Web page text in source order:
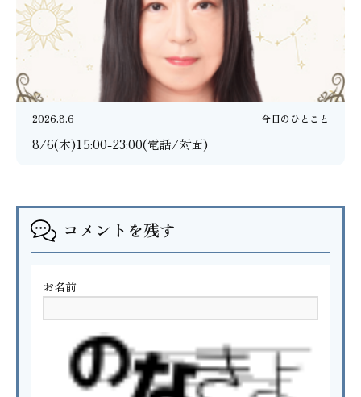
2026.8.6 今日のひとこと
8/6(木)15:00-23:00(電話/対面)
コメントを残す
お名前